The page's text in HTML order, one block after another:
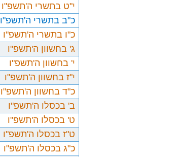
י"ט בתשרי ה'תשפ"ו
כ"ב בתשרי ה'תשפ"ו
כ"ו בתשרי ה'תשפ"ו
ג' בחשוון ה'תשפ"ו
י' בחשוון ה'תשפ"ו
י"ז בחשוון ה'תשפ"ו
כ"ד בחשוון ה'תשפ"ו
ב' בכסלו ה'תשפ"ו
ט' בכסלו ה'תשפ"ו
ט"ז בכסלו ה'תשפ"ו
כ"ג בכסלו ה'תשפ"ו